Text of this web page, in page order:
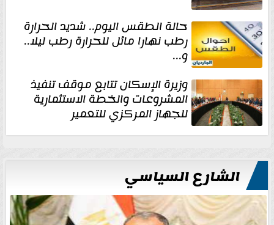
حالة الطقس اليوم.. شديد الحرارة
رطب نهارا مائل للحرارة رطب ليلا..
و...
وزيرة الإسكان تتابع موقف تنفيذ
المشروعات والخطة الاستثمارية
للجهاز المركزي للتعمير
الشارع السياسي